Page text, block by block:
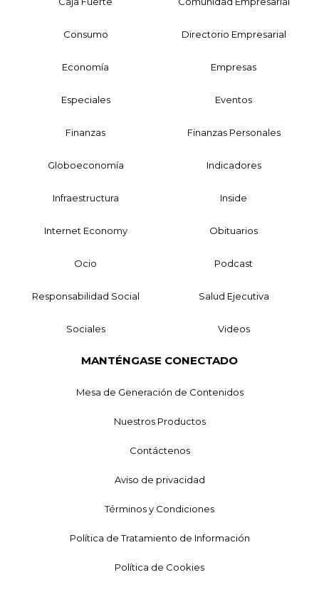
Consumo Directorio Empresarial
Economía Empresas
Especiales Eventos
Finanzas Finanzas Personales
Globoeconomía Indicadores
Infraestructura Inside
Internet Economy Obituarios
Ocio Podcast
Responsabilidad Social Salud Ejecutiva
Sociales Videos
MANTÉNGASE CONECTADO
Mesa de Generación de Contenidos
Nuestros Productos
Contáctenos
Aviso de privacidad
Términos y Condiciones
Política de Tratamiento de Información
Política de Cookies